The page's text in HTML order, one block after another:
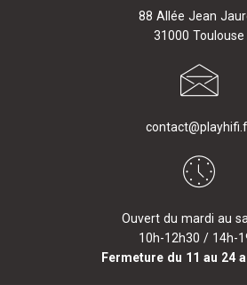
88 Allée Jean
31000 Toulouse
Ouvert du mardi au
10h-12h30 / 14h-
Fermeture du 11 au 24